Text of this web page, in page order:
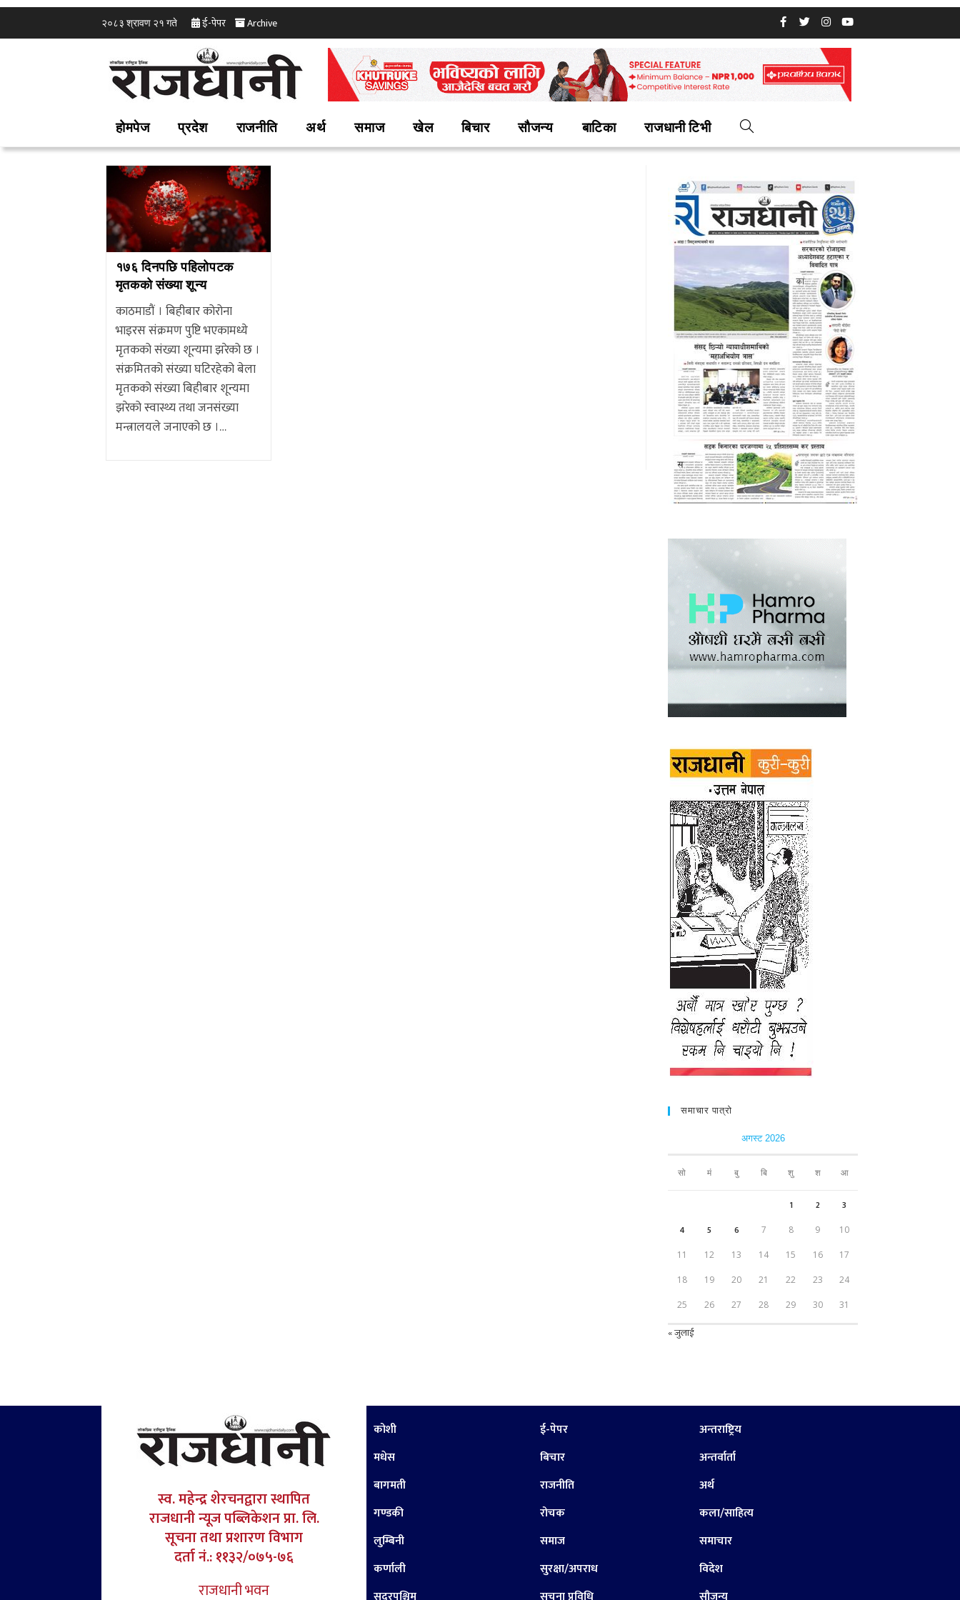
२०८३ श्रावण २१ गते ई-पेपर Archive
होमपेज प्रदेश राजनीति अर्थ समाज खेल बिचार सौजन्य बाटिका राजधानी टिभी
१७६ दिनपछि पहिलोपटक
मृतकको संख्या शून्य
काठमाडौं । बिहीबार कोरोना
भाइरस संक्रमण पुष्टि भएकामध्ये
मृतकको संख्या शून्यमा झरेको छ ।
संक्रमितको संख्या घटिरहेको बेला
मृतकको संख्या बिहीबार शून्यमा
झरेको स्वास्थ्य तथा जनसंख्या
मन्त्रालयले जनाएको छ ।…
समाचार पात्रो
अगस्ट 2026
सो मं बु बि शु श आ
1 2
3
4
5 6 7 8 9 10
11 12 13 14 15 16 17
18 19 20 21 22 23 24
25 26 27 28 29 30 31
« जुलाई
स्व. महेन्द्र शेरचनद्वारा स्थापित
राजधानी न्यूज पब्लिकेशन प्रा. लि.
सूचना तथा प्रशारण विभाग
दर्ता नं.: ११३२/०७५-७६
राजधानी भवन
कोशी
मधेस
बागमती
गण्डकी
लुम्बिनी
कर्णाली
ई-पेपर
बिचार
राजनीति
रोचक
समाज
सुरक्षा/अपराध
अन्तराष्ट्रिय
अन्तर्वार्ता
अर्थ
कला/साहित्य
समाचार
विदेश